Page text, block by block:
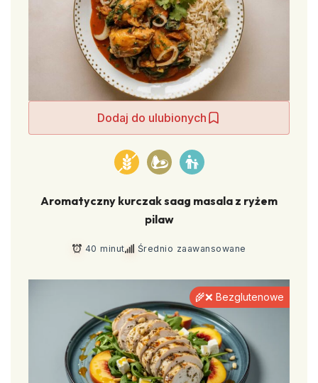
Dodaj do ulubionych
Aromatyczny kurczak saag masala z ryżem
pilaw
40 minut Średnio zaawansowane
🌾❌ Bezglutenowe